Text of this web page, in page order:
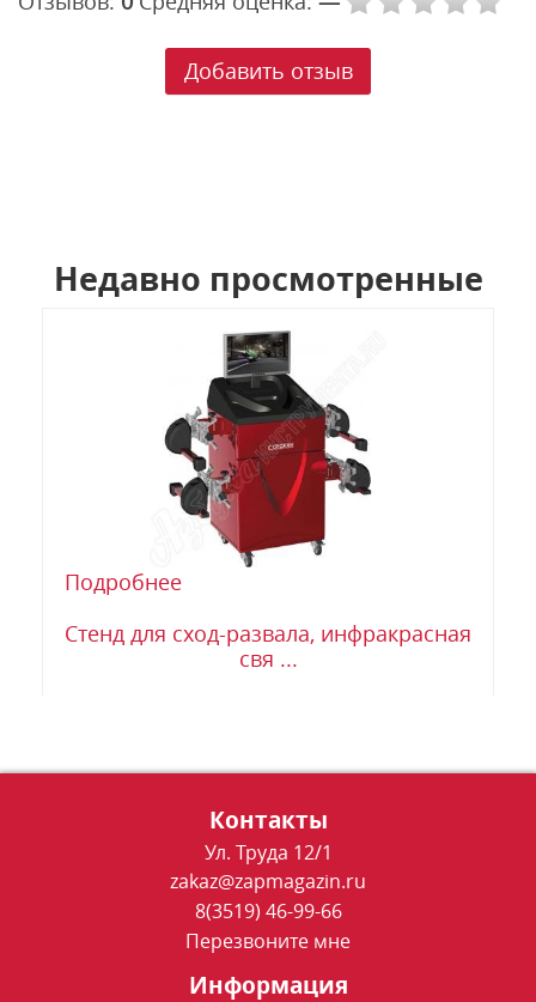
Добавить отзыв
Недавно просмотренные
Подробнее
Стенд для сход-развала, инфракрасная
свя ...
Контакты
Ул. Труда 12/1
zakaz@zapmagazin.ru
8(3519) 46-99-66
Перезвоните мне
Информация